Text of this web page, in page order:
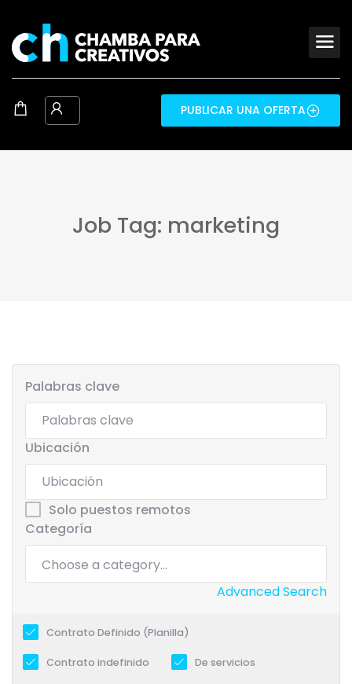
PUBLICAR UNA OFERTA
Job Tag: marketing
Palabras clave
Ubicación
Solo puestos remotos
Categoría
Advanced Search
Contrato Definido (Planilla)
Contrato indefinido De servicios